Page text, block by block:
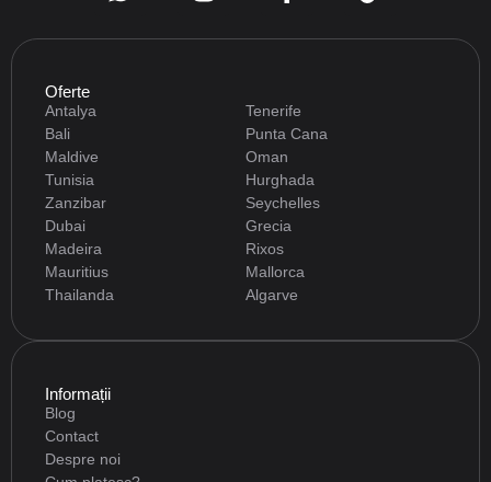
Oferte
Antalya
Tenerife
Bali
Punta Cana
Maldive
Oman
Tunisia
Hurghada
Zanzibar
Seychelles
Dubai
Grecia
Madeira
Rixos
Mauritius
Mallorca
Thailanda
Algarve
Informații
Blog
Contact
Despre noi